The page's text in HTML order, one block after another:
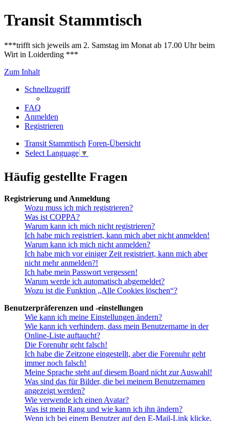
Transit Stammtisch
***trifft sich jeweils am 2. Samstag im Monat ab 17.00 Uhr beim
Wirt in Loiderding ***
Zum Inhalt
Schnellzugriff
FAQ
Anmelden
Registrieren
Transit Stammtisch Foren-Übersicht
Select Language ▼
Häufig gestellte Fragen
Registrierung und Anmeldung
Wozu muss ich mich registrieren?
Was ist COPPA?
Warum kann ich mich nicht registrieren?
Ich habe mich registriert, kann mich aber nicht anmelden!
Warum kann ich mich nicht anmelden?
Ich habe mich vor einiger Zeit registriert, kann mich aber
nicht mehr anmelden?!
Ich habe mein Passwort vergessen!
Warum werde ich automatisch abgemeldet?
Wozu ist die Funktion „Alle Cookies löschen“?
Benutzerpräferenzen und -einstellungen
Wie kann ich meine Einstellungen ändern?
Wie kann ich verhindern, dass mein Benutzername in der
Online-Liste auftaucht?
Die Forenuhr geht falsch!
Ich habe die Zeitzone eingestellt, aber die Forenuhr geht
immer noch falsch!
Meine Sprache steht auf diesem Board nicht zur Auswahl!
Was sind das für Bilder, die bei meinem Benutzernamen
angezeigt werden?
Wie verwende ich einen Avatar?
Was ist mein Rang und wie kann ich ihn ändern?
Wenn ich bei einem Benutzer auf den E-Mail-Link klicke,